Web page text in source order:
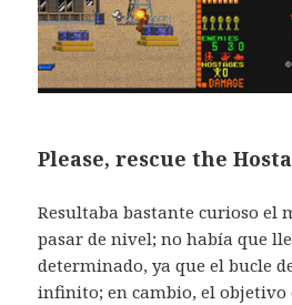
Please, rescue the
Resultaba bastante curioso el
pasar de nivel; no había que
determinado, ya que el bucle
infinito; en cambio, el